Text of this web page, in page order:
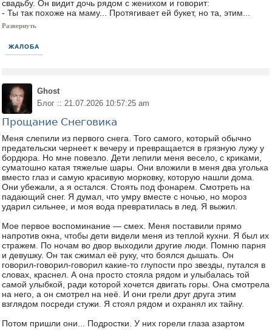
свадьбу. Он видит дочь рядом с женихом и говорит:
- Ты так похоже на маму... Протягивает ей букет, но та, этим...
Развернуть
ЖАЛОБА
Ghost
Блог :: 21.07.2026 10:57:25 am
Прощание Снеговика
Меня слепили из первого снега. Того самого, который обычно
предательски чернеет к вечеру и превращается в грязную лужу у
бордюра. Но мне повезло. Дети лепили меня весело, с криками,
суматошно катая тяжелые шары. Они вложили в меня два уголька
вместо глаз и самую красивую морковку, которую нашли дома.
Они убежали, а я остался. Стоять под фонарем. Смотреть на
падающий снег. Я думал, что умру вместе с ночью, но мороз
ударил сильнее, и моя вода превратилась в лед. Я выжил.
Мое первое воспоминание — смех. Меня поставили прямо
напротив окна, чтобы дети видели меня из теплой кухни. Я был их
стражем. По ночам во двор выходили другие люди. Помню парня
и девушку. Он так сжимал её руку, что боялся дышать. Он
говорил-говорил-говорил какие-то глупости про звезды, путался в
словах, краснел. А она просто стояла рядом и улыбалась той
самой улыбкой, ради которой хочется двигать горы. Она смотрела
на него, а он смотрел на неё. И они грели друг друга этим
взглядом посреди стужи. Я стоял рядом и охранял их тайну.
Потом пришли они... Подростки. У них горели глаза азартом